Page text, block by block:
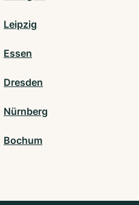
Leipzig
Essen
Dresden
Nürnberg
Bochum